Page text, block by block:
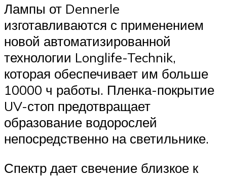
Лампы от Dennerle
изготавливаются с применением
новой автоматизированной
технологии Longlife-Technik,
которая обеспечивает им больше
10000 ч работы. Пленка-покрытие
UV-стоп предотвращает
образование водорослей
непосредственно на светильнике.
Спектр дает свечение близкое к